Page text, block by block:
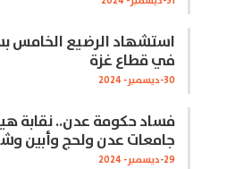
استشهاد الرضيع الخامس
في قطاع غزة
30-ديسمبر- 2024
فساد حكومة عدن.. نقابة
جامعات عدن ولحج وأبين
29-ديسمبر- 2024